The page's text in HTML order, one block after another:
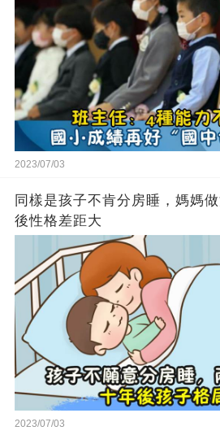
2023/07/03
同樣是孩子不肯分房睡，媽媽
後性格差距大
2023/07/03